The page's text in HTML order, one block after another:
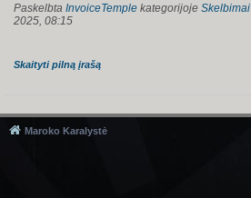
Paskelbta InvoiceTemple kategorijoje Skelbimai
2025, 08:15
Skaityti pilną įrašą
Maroko Karalystė